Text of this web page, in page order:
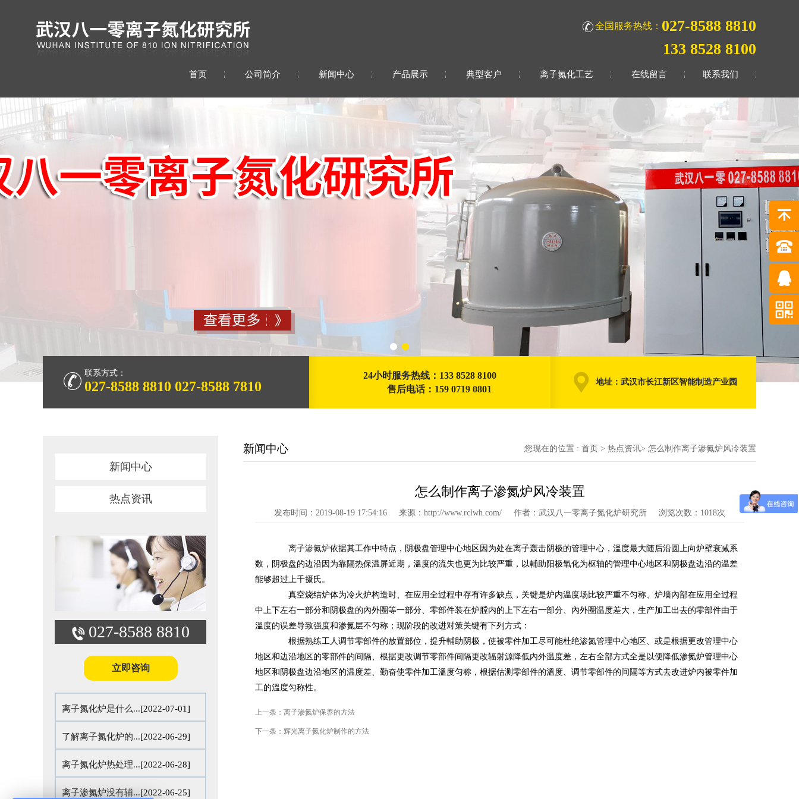
全国服务热线： 027-8588 8810
133 8528 8100
首页 公司简介 新闻中心 产品展示 典型客户 离子氮化工艺 在线留言 联系我们
联系方式：
027-8588 8810 027-8588 7810
24小时服务热线：133 8528 8100
售后电话：159 0719 0801
地址：武汉市长江新区智能制造产业园
新闻中心
热点资讯
027-8588 8810
立即咨询
离子氮化炉是什么...[2022-07-01]
了解离子氮化炉的...[2022-06-29]
离子氮化炉热处理...[2022-06-28]
离子渗氮炉没有辅...[2022-06-25]
您现在的位置 : 首页 > 热点资讯> 怎么制作离子渗氮炉风冷装置
新闻中心
怎么制作离子渗氮炉风冷装置
发布时间：2019-08-19 17:54:16 来源：http://www.rclwh.com/ 作者：武汉八一零离子氮化炉研究所 浏览次数：1018次
离子渗氮炉依据其工作中特点，阴极盘管理中心地区因为处在离子轰击阴极的管理中心，溫度最大随后沿圆上向炉壁衰减系
数，阴极盘的边沿因为靠隔热保温屏近期，溫度的流失也更为比较严重，以輔助阳极氧化为枢轴的管理中心地区和阴极盘边沿的温差
能够超过上千摄氏。
真空烧结炉体为冷火炉构造时、在应用全过程中存有许多缺点，关键是炉内温度场比较严重不匀称、炉墙內部在应用全过程
中上下左右一部分和阴极盘的內外圈等一部分、零部件装在炉膛内的上下左右一部分、內外圈温度差大，生产加工出去的零部件由于
溫度的误差导致强度和渗氮层不匀称；现阶段的改进对策关键有下列方式：
根据熟练工人调节零部件的放置部位，提升輔助阴极，使被零件加工尽可能杜绝渗氮管理中心地区、或是根据更改管理中心
地区和边沿地区的零部件的间隔、根据更改调节零部件间隔更改辐射源降低內外温度差，左右全部方式全是以便降低渗氮炉管理中心
地区和阴极盘边沿地区的温度差、勤奋使零件加工溫度匀称，根据估测零部件的溫度、调节零部件的间隔等方式去改进炉内被零件加
工的溫度匀称性。
上一条： 离子渗氮炉保养的方法
下一条： 辉光离子氮化炉​制作的方法